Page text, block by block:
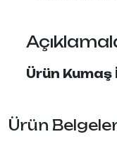
Ürün
Ürün